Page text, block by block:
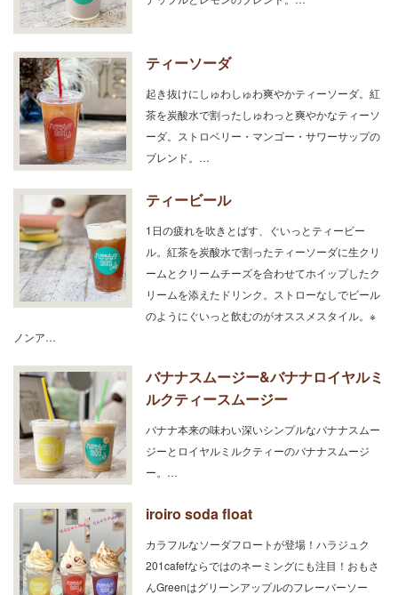
ティーソーダ
起き抜けにしゅわしゅわ爽やかティーソーダ。紅
茶を炭酸水で割ったしゅわっと爽やかなティーソ
ーダ。ストロベリー・マンゴー・サワーサップの
ブレンド。…
ティービール
1日の疲れを吹きとばす、ぐいっとティービー
ル。紅茶を炭酸水で割ったティーソーダに生クリ
ームとクリームチーズを合わせてホイップしたク
リームを添えたドリンク。ストローなしでビール
のようにぐいっと飲むのがオススメスタイル。※
ノンア…
バナナスムージー&バナナロイヤルミ
ルクティースムージー
バナナ本来の味わい深いシンプルなバナナスムー
ジーとロイヤルミルクティーのバナナスムージ
ー。…
iroiro soda float
カラフルなソーダフロートが登場！ハラジュク
201cafefならではのネーミングにも注目！おもさ
んGreenはグリーンアップルのフレーバーソー